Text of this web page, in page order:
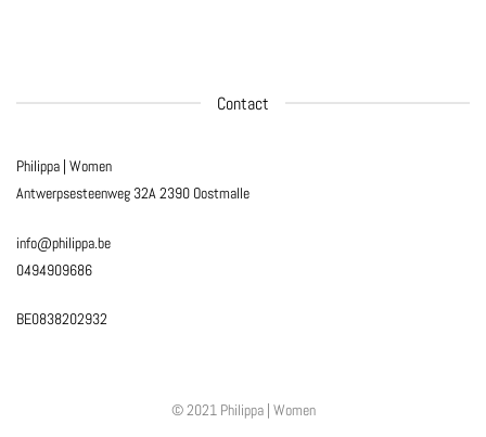
Contact
Philippa | Women
Antwerpsesteenweg 32A2390 Oostmalle
info@philippa.be
0494909686
BE0838202932
© 2021 Philippa | Women